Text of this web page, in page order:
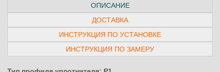
ОПИСАНИЕ
ДОСТАВКА
ИНСТРУКЦИЯ ПО УСТАНОВКЕ
ИНСТРУКЦИЯ ПО ЗАМЕРУ